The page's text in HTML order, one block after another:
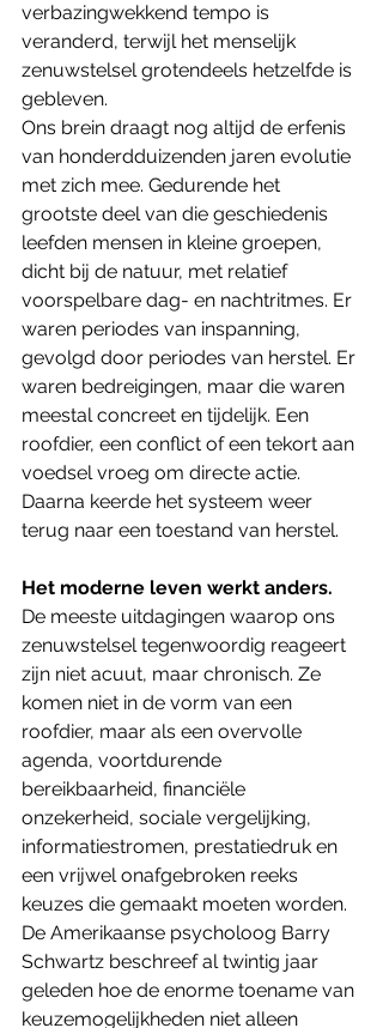
verbazingwekkend tempo is
veranderd, terwijl het menselijk
zenuwstelsel grotendeels hetzelfde is
gebleven.
Ons brein draagt nog altijd de erfenis
van honderdduizenden jaren evolutie
met zich mee. Gedurende het
grootste deel van die geschiedenis
leefden mensen in kleine groepen,
dicht bij de natuur, met relatief
voorspelbare dag- en nachtritmes. Er
waren periodes van inspanning,
gevolgd door periodes van herstel. Er
waren bedreigingen, maar die waren
meestal concreet en tijdelijk. Een
roofdier, een conflict of een tekort aan
voedsel vroeg om directe actie.
Daarna keerde het systeem weer
terug naar een toestand van herstel.
Het moderne leven werkt anders.
De meeste uitdagingen waarop ons
zenuwstelsel tegenwoordig reageert
zijn niet acuut, maar chronisch. Ze
komen niet in de vorm van een
roofdier, maar als een overvolle
agenda, voortdurende
bereikbaarheid, financiële
onzekerheid, sociale vergelijking,
informatiestromen, prestatiedruk en
een vrijwel onafgebroken reeks
keuzes die gemaakt moeten worden.
De Amerikaanse psycholoog Barry
Schwartz beschreef al twintig jaar
geleden hoe de enorme toename van
keuzemogelijkheden niet alleen